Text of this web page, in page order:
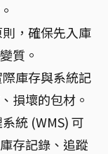
，確保先入庫
質。
庫存與系統記
損壞的包材。
統 (WMS) 可
存記錄、追蹤